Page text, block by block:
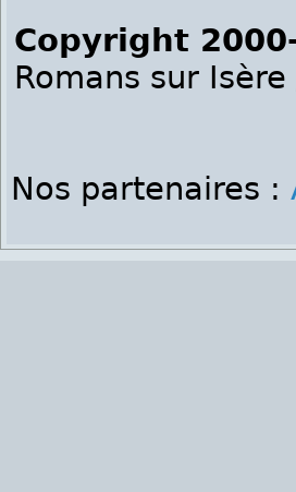
Copyright
Romans sur
Nos partenaires :